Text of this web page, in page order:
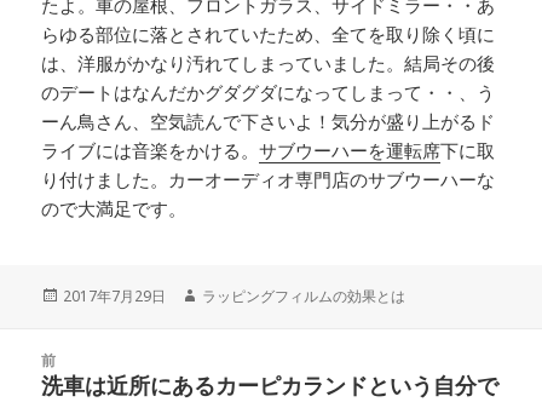
たよ。車の屋根、フロントガラス、サイドミラー・・あ
らゆる部位に落とされていたため、全てを取り除く頃に
は、洋服がかなり汚れてしまっていました。結局その後
のデートはなんだかグダグダになってしまって・・、う
ーん鳥さん、空気読んで下さいよ！気分が盛り上がるド
ライブには音楽をかける。サブウーハーを運転席下に取
り付けました。カーオーディオ専門店のサブウーハーな
ので大満足です。
投
2017年7月29日
作
ラッピングフィルムの効果とは
前
前
洗車は近所にあるカーピカランドという自分で